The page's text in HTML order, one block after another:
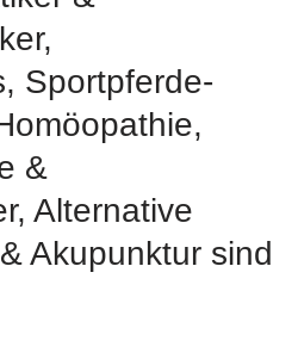
Sportpferde-
&
Alternative
Akupunktur sind